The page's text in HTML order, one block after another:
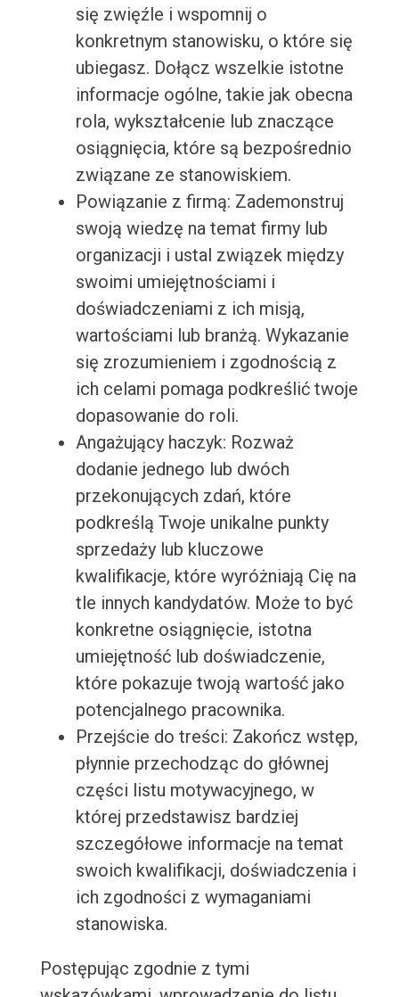
się zwięźle i wspomnij o
konkretnym stanowisku, o które się
ubiegasz. Dołącz wszelkie istotne
informacje ogólne, takie jak obecna
rola, wykształcenie lub znaczące
osiągnięcia, które są bezpośrednio
związane ze stanowiskiem.
Powiązanie z firmą: Zademonstruj
swoją wiedzę na temat firmy lub
organizacji i ustal związek między
swoimi umiejętnościami i
doświadczeniami z ich misją,
wartościami lub branżą. Wykazanie
się zrozumieniem i zgodnością z
ich celami pomaga podkreślić twoje
dopasowanie do roli.
Angażujący haczyk: Rozważ
dodanie jednego lub dwóch
przekonujących zdań, które
podkreślą Twoje unikalne punkty
sprzedaży lub kluczowe
kwalifikacje, które wyróżniają Cię na
tle innych kandydatów. Może to być
konkretne osiągnięcie, istotna
umiejętność lub doświadczenie,
które pokazuje twoją wartość jako
potencjalnego pracownika.
Przejście do treści: Zakończ wstęp,
płynnie przechodząc do głównej
części listu motywacyjnego, w
której przedstawisz bardziej
szczegółowe informacje na temat
swoich kwalifikacji, doświadczenia i
ich zgodności z wymaganiami
stanowiska.
Postępując zgodnie z tymi